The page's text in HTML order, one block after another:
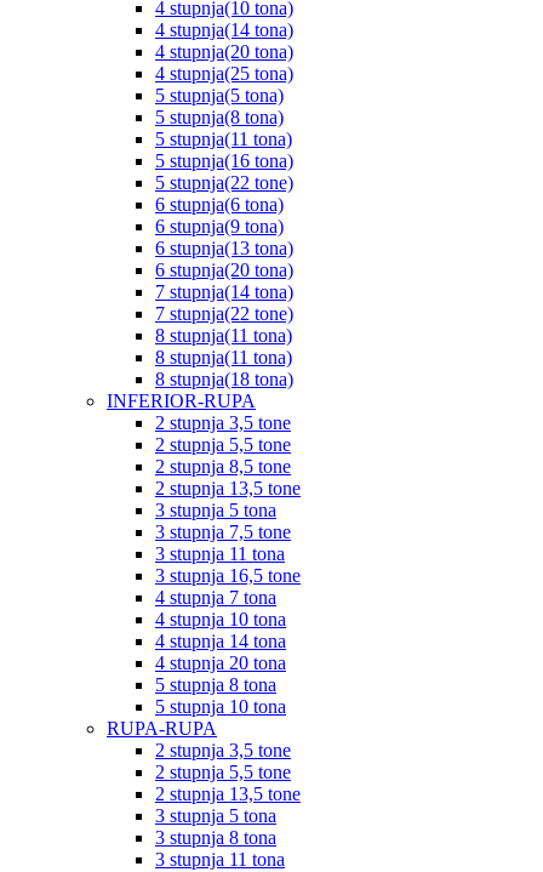
4 stupnja(10 tona)
4 stupnja(14 tona)
4 stupnja(20 tona)
4 stupnja(25 tona)
5 stupnja(5 tona)
5 stupnja(8 tona)
5 stupnja(11 tona)
5 stupnja(16 tona)
5 stupnja(22 tone)
6 stupnja(6 tona)
6 stupnja(9 tona)
6 stupnja(13 tona)
6 stupnja(20 tona)
7 stupnja(14 tona)
7 stupnja(22 tone)
8 stupnja(11 tona)
8 stupnja(11 tona)
8 stupnja(18 tona)
INFERIOR-RUPA
2 stupnja 3,5 tone
2 stupnja 5,5 tone
2 stupnja 8,5 tone
2 stupnja 13,5 tone
3 stupnja 5 tona
3 stupnja 7,5 tone
3 stupnja 11 tona
3 stupnja 16,5 tone
4 stupnja 7 tona
4 stupnja 10 tona
4 stupnja 14 tona
4 stupnja 20 tona
5 stupnja 8 tona
5 stupnja 10 tona
RUPA-RUPA
2 stupnja 3,5 tone
2 stupnja 5,5 tone
2 stupnja 13,5 tone
3 stupnja 5 tona
3 stupnja 8 tona
3 stupnja 11 tona